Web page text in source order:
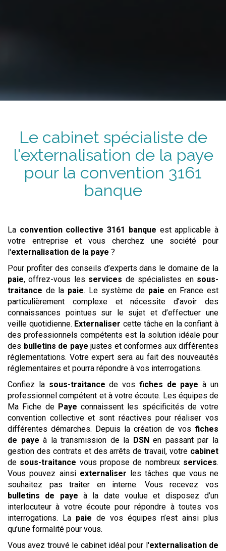
Le cabinet spécialiste de
l'externalisation de la paye
pour la convention 3161
banque
La convention collective3161 banque est applicable à
votre entreprise et vous cherchez une société pour
l'externalisation de la paye ?
Pour profiter des conseils d’experts dans le domaine de la
paie, offrez-vous les services de spécialistes en sous-
traitance de la paie. Le système de paie en France est
particulièrement complexe et nécessite d’avoir des
connaissances pointues sur le sujet et d’effectuer une
veille quotidienne. Externaliser cette tâche en la confiant à
des professionnels compétents est la solution idéale pour
des bulletins de paye justes et conformes aux différentes
réglementations. Votre expert sera au fait des nouveautés
réglementaires et pourra répondre à vos interrogations.
Confiez la sous-traitance de vos fiches de paye à un
professionnel compétent et à votre écoute. Les équipes de
Ma Fiche de Paye connaissent les spécificités de votre
convention collective et sont réactives pour réaliser vos
différentes démarches. Depuis la création de vos fiches
de paye à la transmission de la DSN en passant par la
gestion des contrats et des arrêts de travail, votre cabinet
de sous-traitance vous propose de nombreux services.
Vous pouvez ainsi externaliser les tâches que vous ne
souhaitez pas traiter en interne. Vous recevez vos
bulletins de paye à la date voulue et disposez d’un
interlocuteur à votre écoute pour répondre à toutes vos
interrogations. La paie de vos équipes n’est ainsi plus
qu’une formalité pour vous.
Vous avez trouvé le cabinet idéal pour l'externalisation de